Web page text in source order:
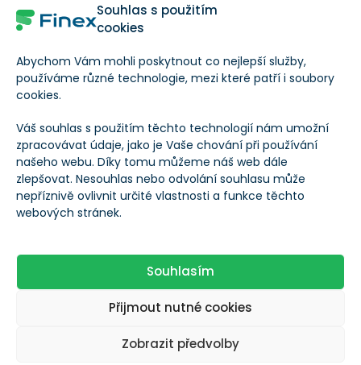
Souhlas s použitím
cookies
Abychom Vám mohli poskytnout co nejlepší služby,
používáme různé technologie, mezi které patří i soubory
cookies.
Váš souhlas s použitím těchto technologií nám umožní
zpracovávat údaje, jako je Vaše chování při používání
našeho webu. Díky tomu můžeme náš web dále
zlepšovat. Nesouhlas nebo odvolání souhlasu může
nepříznivě ovlivnit určité vlastnosti a funkce těchto
webových stránek.
Souhlasím
Přijmout nutné cookies
Zobrazit předvolby
Za zmínku stojí, že byznys AWS v oblasti umělé
inteligence roste trojciferným tempem, téměř třikrát
rychleji než AWS ve svých počátcích.
Silné výsledky zaznamenal také reklamní segment
Amazonu, jehož tržby ve 3. čtvrtletí meziročně vzrostly
o 18,8 % na 14,3 miliardy dolaru.Tento segment je
rovněž klíčovým přispěvatelem k ziskovosti
společnosti.
Amazon mj. představil kreativní nástroje poháněné
umělou inteligencí, které inzerentům umožňují
navrhovat poutavé reklamy. Inzerce sponzorovaných
reklama na Prime Video přidává nový zdroj příjmů.